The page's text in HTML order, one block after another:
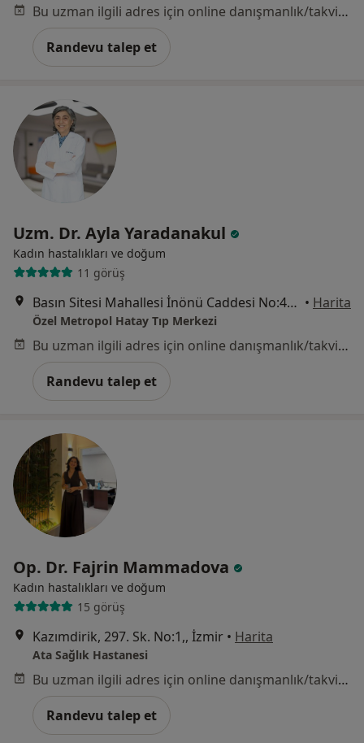
Bu uzman ilgili adres için online danışmanlık/takvim sunmuyor.
Randevu talep et
Uzm. Dr. Ayla Yaradanakul
Kadın hastalıkları ve doğum
11 görüş
Basın Sitesi Mahallesi İnönü Caddesi No:471/A , İzmir, Karabağlar • Harita
Özel Metropol Hatay Tıp Merkezi
Bu uzman ilgili adres için online danışmanlık/takvim sunmuyor.
Randevu talep et
Op. Dr. Fajrin Mammadova
Kadın hastalıkları ve doğum
15 görüş
Kazımdirik, 297. Sk. No:1,, İzmir • Harita
Ata Sağlık Hastanesi
Bu uzman ilgili adres için online danışmanlık/takvim sunmuyor.
Randevu talep et